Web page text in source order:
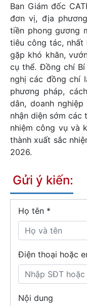
Ban Giám đốc
đơn vị, địa
tiền phong gương
tiêu công tác,
gặp khó khăn,
cụ thể. Đồng chí
nghị các đồng chí
phương pháp,
dân, doanh
nhận diện sớm các
nhiệm công vụ và
thành xuất sắc
2026.
Gửi ý kiến:
Họ tên *
Điện thoại hoặc
Nội dung